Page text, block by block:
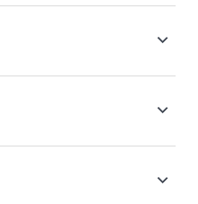
(€) inkl. MwSt. und zzgl.